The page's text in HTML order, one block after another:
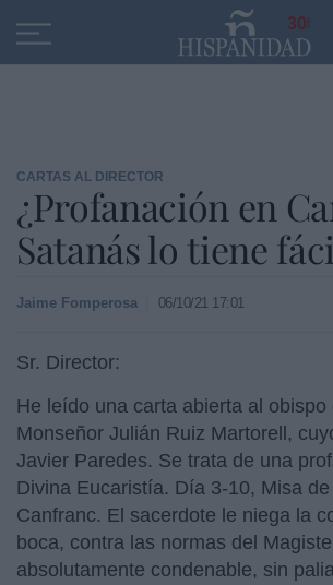
30
CARTAS AL DIRECTOR
¿Profanación en
Satanás lo tiene
Jaime Fomperosa 06/10/21 17:01
Sr. Director:
He leído una carta abierta al obispo
Monseñor Julián Ruiz Martorell,
Javier Paredes. Se trata de una
Divina Eucaristía. Día 3-10, Misa
Canfranc. El sacerdote le niega la
boca, contra las normas del
absolutamente condenable, sin